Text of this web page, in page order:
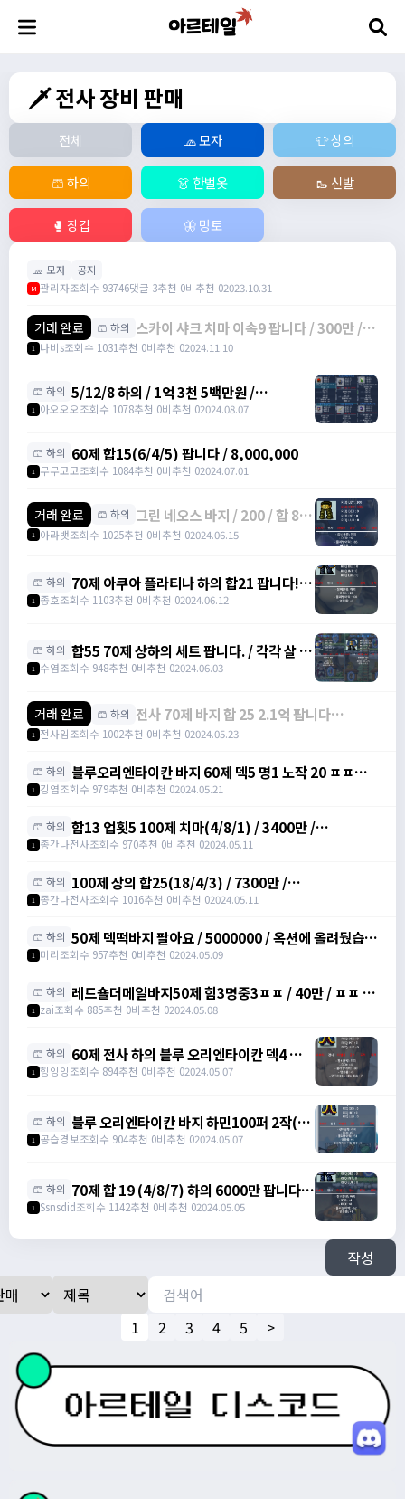
🗡️ 전사 장비 판매
전체 🧢 모자 👕 상의
🩳 하의 👗 한벌옷 🥾 신발
🥊 장갑 🦋 망토
🧢 모자 공지
M 관리자조회수 93746댓글 3추천 0비추천 02023.10.31
거래 완료 🩳 하의 스카이 샤크 치마 이속9 팝니다 / 300만 /
물방+1 이속+4 상옵
1 나비s조회수 1031추천 0비추천 02024.11.10
🩳 하의 5/12/8 하의 / 1억 3천 5백만원 /
https://open.kakao.com/o/sbIYCUng
1 아오오오조회수 1078추천 0비추천 02024.08.07
🩳 하의 60제 합15(6/4/5) 팝니다 / 8,000,000
1 무무코코조회수 1084추천 0비추천 02024.07.01
거래 완료 🩳 하의 그린 네오스 바지 / 200 / 합 8,
덱 4, 명 4 / 오픈카톡
1 아라뱃조회수 1025추천 0비추천 02024.06.15
🩳 하의 70제 아쿠아 플라티나 하의 합21 팝니다!! /
1억 / 합21
1 종호조회수 1103추천 0비추천 02024.06.12
🩳 하의 합55 70제 상하의 세트 팝니다. / 각각 살 시
상의 2.5 / 하의 7.5, 세트로 살 시 9.0 (1.0
어서 아주 좋습니다~ /
https://open.kakao.com/o/scat1Cig
1 수염조회수 948추천 0비추천 02024.06.03
거래 완료 🩳 하의 전사 70제 바지 합 25 2.1억 팝니다
https://open.kakao.com/o/sPjmUftg
1 전사임조회수 1002추천 0비추천 02024.05.23
🩳 하의 블루오리엔타이칸 바지 60제 덱5 명1 노작 20 ㅍㅍㅍ
ㅍ / 20 / https://open.kakao.com/o/sDFELHXf
1 깅염조회수 979추천 0비추천 02024.05.21
🩳 하의 합13 업횟5 100제 치마(4/8/1) / 3400만 /
https://open.kakao.com/o/sIuC6f5f
1 종간나전사조회수 970추천 0비추천 02024.05.11
🩳 하의 100제 상의 합25(18/4/3) / 7300만 /
https://open.kakao.com/o/sIuC6f5f
1 종간나전사조회수 1016추천 0비추천 02024.05.11
🩳 하의 50제 덱떡바지 팔아요 / 5000000 / 옥션에 올려뒀습니
다
1 미리조회수 957추천 0비추천 02024.05.09
🩳 하의 레드숄더메일바지50제 힘3명중3ㅍㅍ / 40만 / ㅍㅍ /
https://open.kakao.com/o/s5rCwpig
1 zai조회수 885추천 0비추천 02024.05.08
🩳 하의 60제 전사 하의 블루 오리엔타이칸 덱4 명5
팝니다 / 400 /
https://open.kakao.com/o/sE49L6lg
1 힝잉잉조회수 894추천 0비추천 02024.05.07
🩳 하의 블루 오리엔타이칸 바지 하민100퍼 2작(5
회 남음) 150에 팝니다. / 1500000 /
https://open.kakao.com/o/gGQXatbg
1 공습경보조회수 904추천 0비추천 02024.05.07
🩳 하의 70제 합 19 (4/8/7) 하의 6000만 팝니다!
https://open.kakao.com/o/gzdHbA7f
감사하겠습니다 ㅠ / 60000000
1 Ssnsdid조회수 1142추천 0비추천 02024.05.05
작성
1 2 3 4 5 >